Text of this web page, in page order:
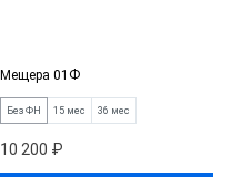
Мещера 01Ф
Без ФН 15 мес 36 мес
10 200 ₽